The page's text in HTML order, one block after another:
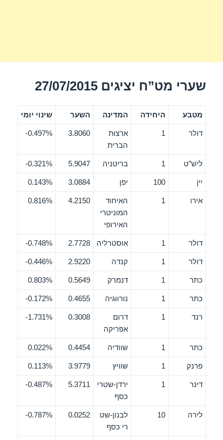
שערי מט”ח יציגים 27/07/2015
מטבע היחידה המדינה השער שינוי יומי
דולר 1
ארצות
הברית
3.8060
0.497%-
ליש”ט 1 בריטניה 5.9047
0.321%-
יין 100 יפן 3.0884
0.143%
אירו 1
האיחוד
המוניטרי
האירופי
4.2150
0.816%
דולר 1 אוסטרליה 2.7728
0.748%-
דולר 1 קנדה 2.9220
0.446%-
כתר 1 דנמרק 0.5649
0.803%
כתר 1 נורווגיה 0.4655
0.172%-
רנד 1
דרום
אפריקה
0.3008
1.731%-
כתר 1 שוודיה 0.4454
0.022%
פרנק 1 שוויץ 3.9779
0.113%
דינר 1
ירדן-שטרי
כסף
5.3711
0.487%-
לירה 10
לבנון-שט
רי כסף
0.0252
0.787%-